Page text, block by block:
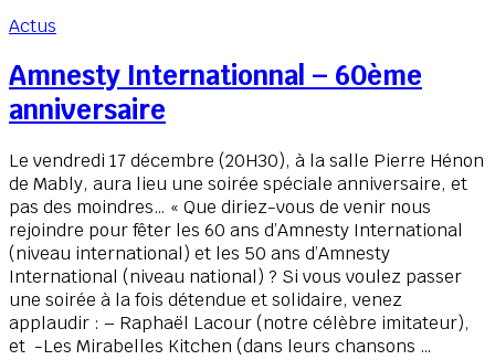
Actus
Amnesty Internationnal – 60ème
anniversaire
Le vendredi 17 décembre (20H30), à la salle Pierre Hénon
de Mably, aura lieu une soirée spéciale anniversaire, et
pas des moindres… « Que diriez-vous de venir nous
rejoindre pour fêter les 60 ans d’Amnesty International
(niveau international) et les 50 ans d’Amnesty
International (niveau national) ? Si vous voulez passer
une soirée à la fois détendue et solidaire, venez
applaudir : – Raphaël Lacour (notre célèbre imitateur),
et -Les Mirabelles Kitchen (dans leurs chansons …